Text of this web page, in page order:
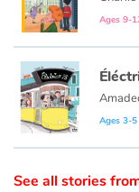
Catalogue
Contraste +
Help
Ages 9-
Ages 3-5
See all stories